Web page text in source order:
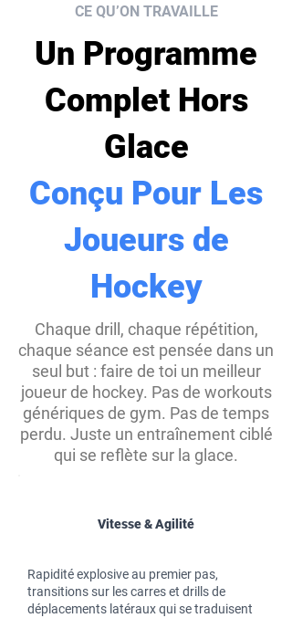
CE QU’ON TRAVAILLE
Un Programme
Complet Hors
Glace
Conçu Pour Les
Joueurs de
Hockey
Chaque drill, chaque répétition,
chaque séance est pensée dans un
seul but : faire de toi un meilleur
joueur de hockey. Pas de workouts
génériques de gym. Pas de temps
perdu. Juste un entraînement ciblé
qui se reflète sur la glace.
Vitesse & Agilité
Rapidité explosive au premier pas,
transitions sur les carres et drills de
déplacements latéraux qui se traduisent